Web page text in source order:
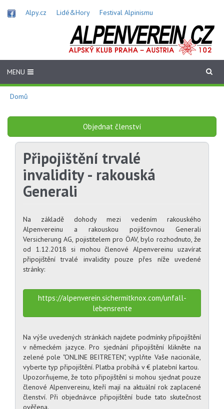
Alpy.cz Lidé&Hory Festival Alpinismu
MENU
Domů
Objednat členství
Připojištění trvalé
invalidity - rakouská
Generali
Na základě dohody mezi vedením rakouského
Alpenvereinu a rakouskou pojišťovnou Generali
Versicherung AG, pojistitelem pro ÖAV, bylo rozhodnuto, že
od 1.12.2018 si mohou členové Alpenvereinu uzavírat
připojištění trvalé invalidity pouze přes níže uvedené
stránky:
https://alpenverein.sichermitknox.com/unfall-
lebensrente
Na výše uvedených stránkách najdete podmínky připojištění
v německém jazyce. Pro sjednání připojištění klikněte na
zelené pole "ONLINE BEITRETEN", vyplňte Vaše nacionále,
vyberte typ připojištění. Platba probíhá v € platební kartou.
Upozorňujeme, že toto připojištění si mohou sjednat pouze
členové Alpenvereinu, kteří mají na aktuální rok zaplacené
členství. Při objednávce připojištění bude tato skutečnost
ověřena.